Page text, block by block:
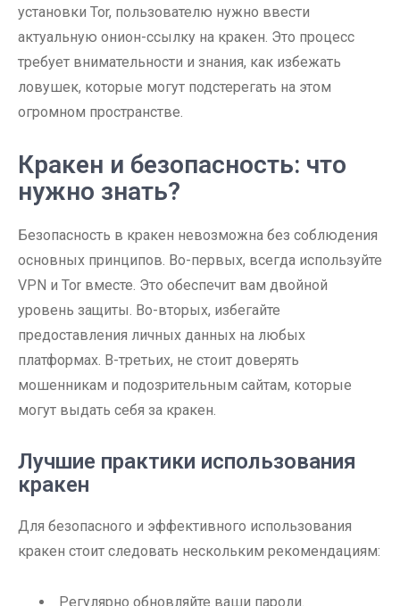
установки Tor, пользователю нужно ввести
актуальную онион-ссылку на кракен. Это процесс
требует внимательности и знания, как избежать
ловушек, которые могут подстерегать на этом
огромном пространстве.
Кракен и безопасность: что
нужно знать?
Безопасность в кракен невозможна без соблюдения
основных принципов. Во-первых, всегда используйте
VPN и Tor вместе. Это обеспечит вам двойной
уровень защиты. Во-вторых, избегайте
предоставления личных данных на любых
платформах. В-третьих, не стоит доверять
мошенникам и подозрительным сайтам, которые
могут выдать себя за кракен.
Лучшие практики использования
кракен
Для безопасного и эффективного использования
кракен стоит следовать нескольким рекомендациям:
Регулярно обновляйте ваши пароли.